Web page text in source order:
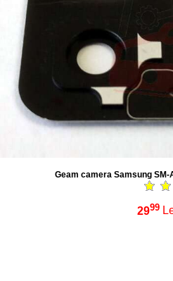
Geam camera Samsung SM-
2999